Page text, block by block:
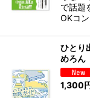
で話題
OKコ
ひとり
めろん
1,300